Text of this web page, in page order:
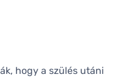
hogy a szülés utáni